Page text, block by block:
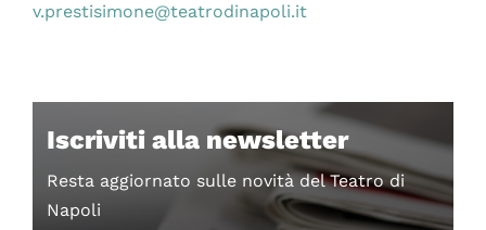
v.prestisimone@teatrodinapoli.it
Iscriviti alla newsletter
Resta aggiornato sulle novità del Teatro di
Napoli